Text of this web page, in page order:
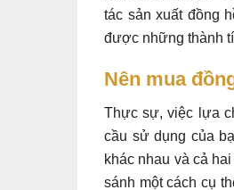
tác sản xuất đồng
được những thành
Nên mua
Thực sự, việc lựa
cầu sử dụng của
khác nhau và cả
sánh một cách cụ